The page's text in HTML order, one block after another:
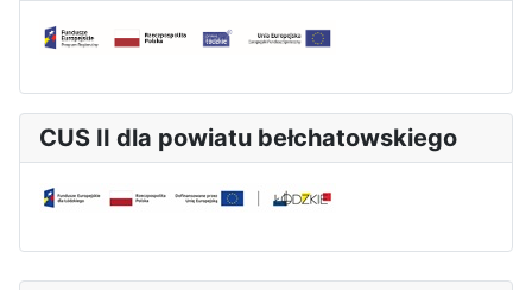
CUS II dla powiatu bełchatowskiego